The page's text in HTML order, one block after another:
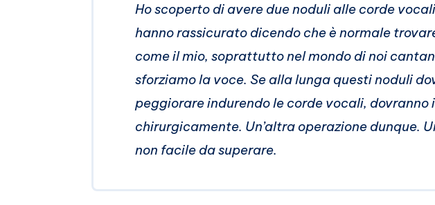
Ho scoperto di avere due noduli alle corde
hanno rassicurato dicendo che è normale
come il mio, soprattutto nel mondo di noi
sforziamo la voce. Se alla lunga questi noduli
peggiorare indurendo le corde vocali, dovranno
chirurgicamente. Un’altra operazione dunque.
non facile da superare.